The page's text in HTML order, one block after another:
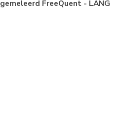
gemeleerd FreeQuent - LANG